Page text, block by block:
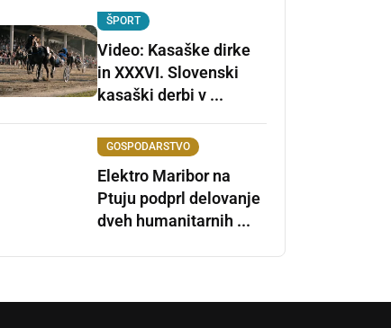
ŠPORT
Video: Kasaške dirke
in XXXVI. Slovenski
kasaški derbi v ...
GOSPODARSTVO
Elektro Maribor na
Ptuju podprl delovanje
dveh humanitarnih ...